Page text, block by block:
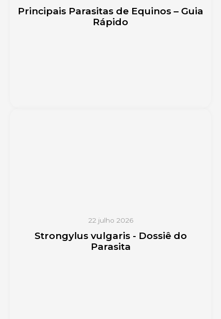
Principais Parasitas de Equinos – Guia
Rápido
22 julho 2026
Strongylus vulgaris - Dossiê do
Parasita